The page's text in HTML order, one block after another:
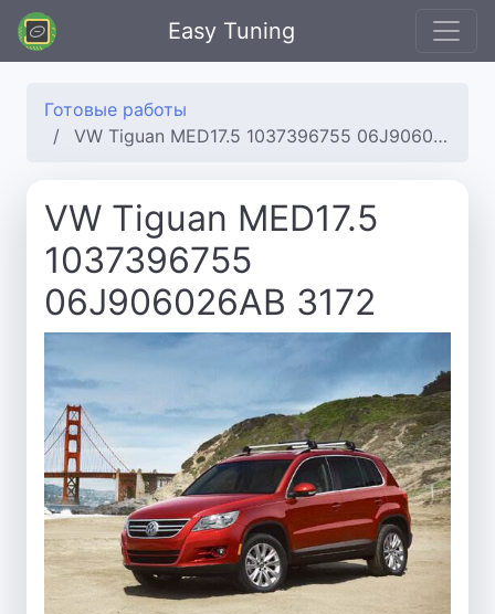
Easy Tuning
Готовые работы
VW Tiguan MED17.5 1037396755 06J906026AB 3172
VW Tiguan MED17.5
1037396755
06J906026AB 3172